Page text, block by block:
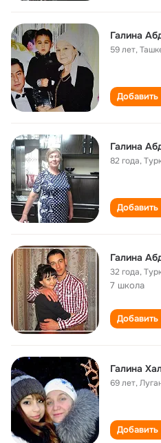
Галина
59 лет,
Добавить
Галина
82 года,
Добавить
Галина
32 года,
7 школа
Добавить
Галина
69 лет,
Добавить